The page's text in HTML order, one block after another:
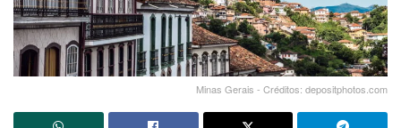
Minas Gerais - Créditos: depositphotos.com